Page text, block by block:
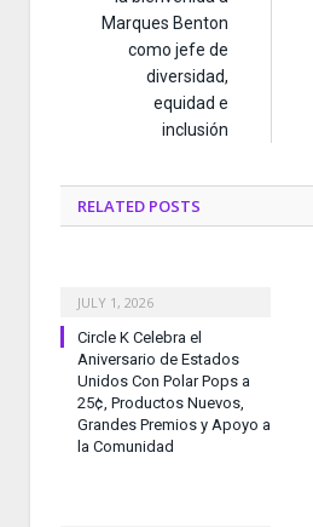
Marques Benton
como jefe de
diversidad,
equidad e
inclusión
RELATED POSTS
JULY 1, 2026
Circle K Celebra el
Aniversario de Estados
Unidos Con Polar Pops a
25¢, Productos Nuevos,
Grandes Premios y Apoyo a
la Comunidad